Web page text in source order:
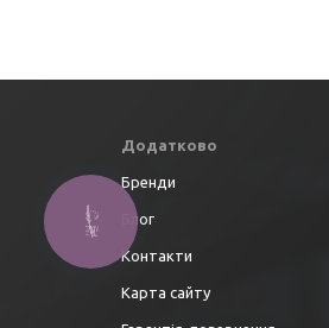
Додатково
Бренди
Блог
Контакти
Карта сайту